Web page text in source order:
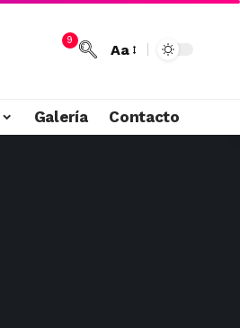
9
Aa
Galería Contacto